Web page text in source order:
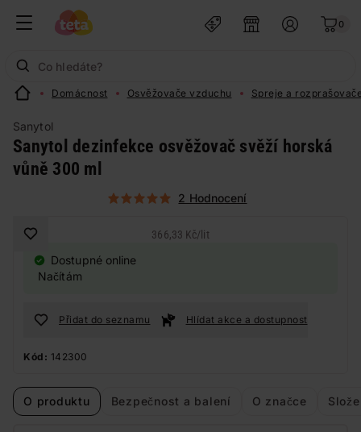
0
Domácnost Osvěžovače vzduchu Spreje a
Sanytol
Sanytol dezinfekce osvěžovač svěží horská
vůně 300 ml
2 Hodnocení
366,33 Kč/ lit
Dostupné online
Načítám
Přidat do seznamu Hlídat akce a dostupnost
Kód: 142300
O produktu Bezpečnost a balení O značce